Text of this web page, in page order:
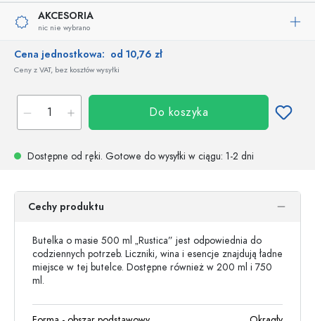
AKCESORIA
nic nie wybrano
Cena jednostkowa: od 10,76 zł
Ceny z VAT, bez kosztów wysyłki
Do koszyka
Dostępne od ręki. Gotowe do wysyłki w ciągu: 1-2 dni
Cechy produktu
Butelka o masie 500 ml „Rustica” jest odpowiednia do
codziennych potrzeb. Liczniki, wina i esencje znajdują ładne
miejsce w tej butelce. Dostępne również w 200 ml i 750
ml.